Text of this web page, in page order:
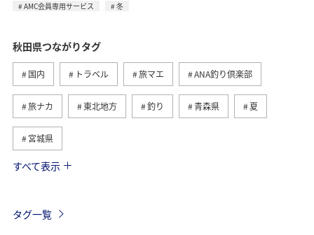
AMC会員専用サービス
冬
秋田県つながりタグ
国内 トラベル 旅マエ ANA釣り倶楽部
旅ナカ 東北地方 釣り 青森県 夏
宮城県
グルメ
すべて表示
タグ一覧